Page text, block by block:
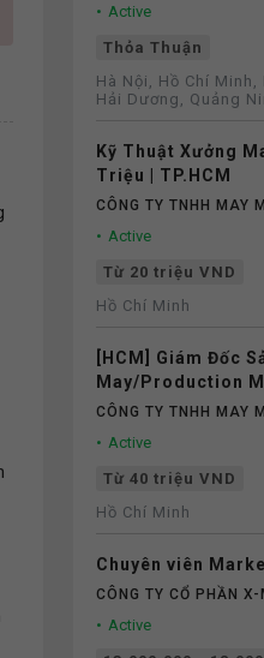
Nghỉ phép
Bảo hiểm
Active
Thỏa Thuận
Hà Nội, Hồ Chí Minh,
Hải Dương, Quảng
Kỹ Thuật Xưởng
Triệu | TP.HCM
CÔNG TY TNHH MAY
Active
Từ 20 triệu VND
Hồ Chí Minh
[HCM] Giám Đốc
May/Production
(Garments) -
CÔNG TY TNHH MAY
Active
Từ 40 triệu VND
Hồ Chí Minh
Chuyên viên
CÔNG TY CỔ PHẦN
Active